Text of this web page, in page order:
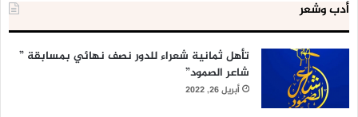
أدب وشعر
تأهل ثمانية شعراء للدور نصف نهائي بمسابقة ”
شاعر الصمود”
أبريل 26, 2022